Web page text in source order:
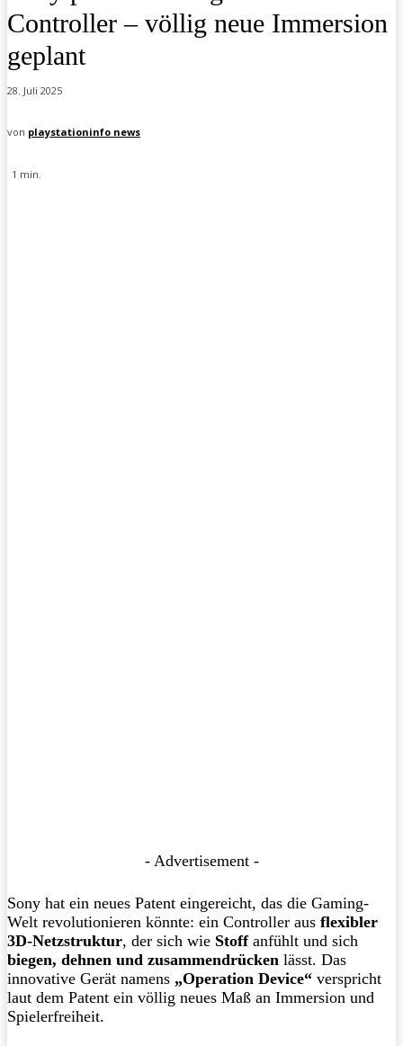
Controller – völlig neue Immersion
geplant
28. Juli 2025
von playstationinfo news
1 min.
- Advertisement -
Sony hat ein neues Patent eingereicht, das die Gaming-
Welt revolutionieren könnte: ein Controller aus flexibler
3D-Netzstruktur, der sich wie Stoffanfühlt und sich
biegen, dehnen und zusammendrücken lässt. Das
innovative Gerät namens „Operation Device“ verspricht
laut dem Patent ein völlig neues Maß an Immersion und
Spielerfreiheit.